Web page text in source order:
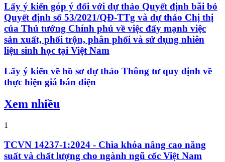
Lấy ý kiến góp ý đối với dự thảo Quyết định bãi bỏ
Quyết định số 53/2021/QĐ-TTg và dự thảo Chị thị
của Thủ tướng Chính phủ về việc đẩy mạnh việc
sản xuất, phối trộn, phân phối và sử dụng nhiên
liệu sinh học tại Việt Nam
Lấy ý kiến về hồ sơ dự thảo Thông tư quy định về
thực hiện giá bán điện
Xem nhiều
1
TCVN 14237-1:2024 - Chìa khóa nâng cao năng
suất và chất lượng cho ngành ngũ cốc Việt Nam